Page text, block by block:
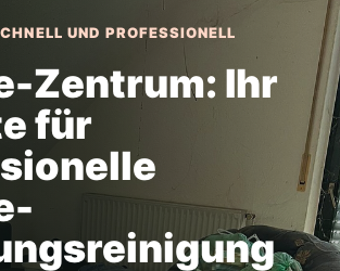
UND PROFESSIONELL
Zentrum: Ihr
für